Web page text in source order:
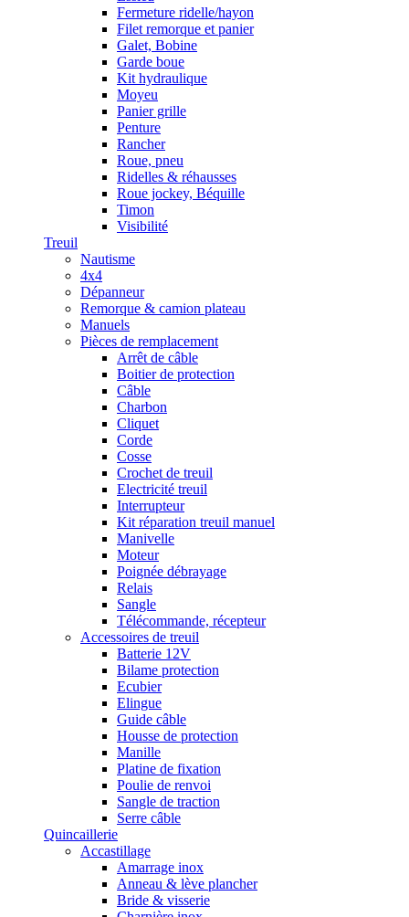
Fermeture ridelle/hayon
Filet remorque et panier
Galet, Bobine
Garde boue
Kit hydraulique
Moyeu
Panier grille
Penture
Rancher
Roue, pneu
Ridelles & réhausses
Roue jockey, Béquille
Timon
Visibilité
Treuil
Nautisme
4x4
Dépanneur
Remorque & camion plateau
Manuels
Pièces de remplacement
Arrêt de câble
Boitier de protection
Câble
Charbon
Cliquet
Corde
Cosse
Crochet de treuil
Electricité treuil
Interrupteur
Kit réparation treuil manuel
Manivelle
Moteur
Poignée débrayage
Relais
Sangle
Télécommande, récepteur
Accessoires de treuil
Batterie 12V
Bilame protection
Ecubier
Elingue
Guide câble
Housse de protection
Manille
Platine de fixation
Poulie de renvoi
Sangle de traction
Serre câble
Quincaillerie
Accastillage
Amarrage inox
Anneau & lève plancher
Bride & visserie